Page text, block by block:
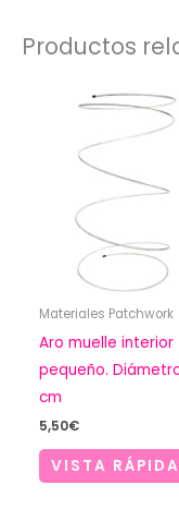
Productos
Materiales Patchwork
Aro muelle interior
pequeño.
cm
5,50€
VISTA RÁPIDA